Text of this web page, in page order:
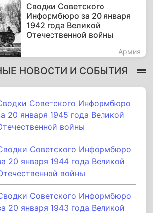
Сводки Советского
Информбюро за 20 января
1942 года Великой
Отечественной войны
Армия
НОВОСТИ И СОБЫТИЯ
Советского Информбюро
20 января 1945 года Великой
войны
Советского Информбюро
20 января 1944 года Великой
войны
Советского Информбюро
20 января 1943 года Великой